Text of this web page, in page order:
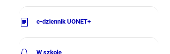
e-dziennik UONET+
W szkole